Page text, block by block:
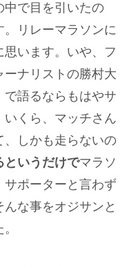
中で目を引いたの
リレーマラソンに
思います。いや、フ
ーナリストの勝村大
で語るならもはやサ
くら、マッチさん
、しかも走らないの
というだけでマラソ
サポーターと言わず
な事をオジサンと